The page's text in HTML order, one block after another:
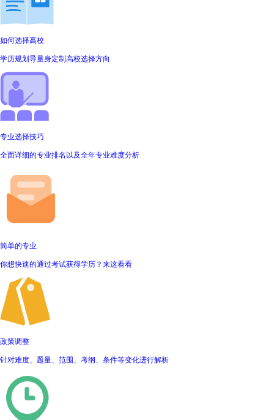
如何选择高校
学历规划导量身定制高校选择方向
专业选择技巧
全面详细的专业排名以及全年专业难度分析
简单的专业
你想快速的通过考试获得学历？来这看看
政策调整
针对难度、题量、范围、考纲、条件等变化进行解析